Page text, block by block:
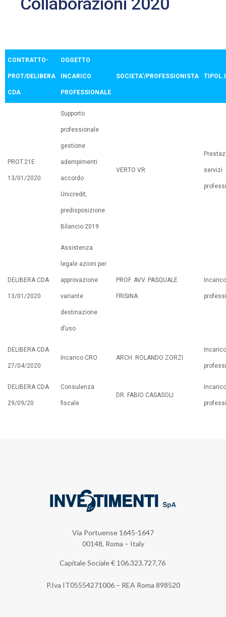
CONTRATTO-
PROT/DELIBERA
CDA
OGGETTO
INCARICO
PROFESSIONALE
SOCIETA’/PROFESSIONISTA
PROT.21E
13/01/2020
Supporto
professionale
gestione
adempimenti
accordo
Unicredit,
predisposizione
Bilancio 2019
VERTO VR servizi
DELIBERA CDA
13/01/2020
Assistenza
legale azioni per
approvazione
variante
destinazione
d’uso
PROF. AVV. PASQUALE
FRISINA
Incarico
DELIBERA CDA
27/04/2020
Incarico CRO ARCH. ROLANDO ZORZI
Incarico
DELIBERA CDA
29/09/20
Consulenza
fiscale
DR. FABIO CASASOLI
Incarico
Via Portuense 1645-1647
00148, Roma – Italy
Capitale Sociale € 106.323.727,76
P.Iva IT05554271006 – REA Roma 898520